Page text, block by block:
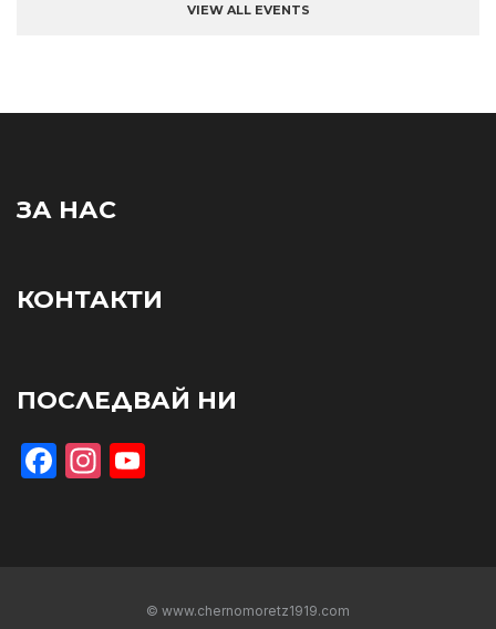
VIEW ALL EVENTS
ЗА НАС
КОНТАКТИ
ПОСЛЕДВАЙ НИ
Facebook
Instagram
© www.chernomoretz1919.com